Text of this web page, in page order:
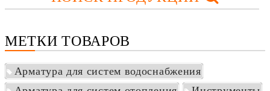
МЕТКИ ТОВАРОВ
Арматура для систем водоснабжения